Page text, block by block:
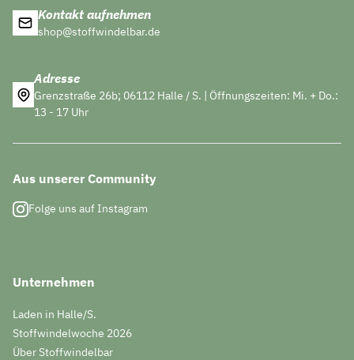
Kontakt aufnehmen
shop@stoffwindelbar.de
Adresse
Grenzstraße 26b; 06112 Halle / S. | Öffnungszeiten: Mi. + Do.:
13 - 17 Uhr
Aus unserer Community
Folge uns auf Instagram
Unternehmen
Laden in Halle/S.
Stoffwindelwoche 2026
Über Stoffwindelbar